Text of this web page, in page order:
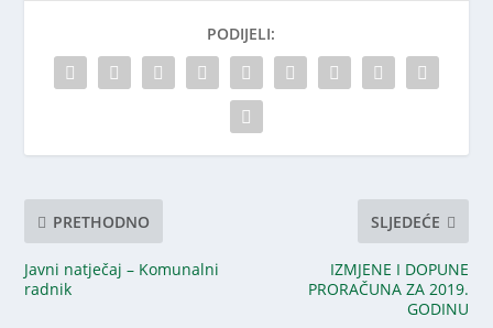
PODIJELI:
PRETHODNO
Javni natječaj – Komunalni
radnik
SLJEDEĆE
IZMJENE I DOPUNE
PRORAČUNA ZA 2019.
GODINU